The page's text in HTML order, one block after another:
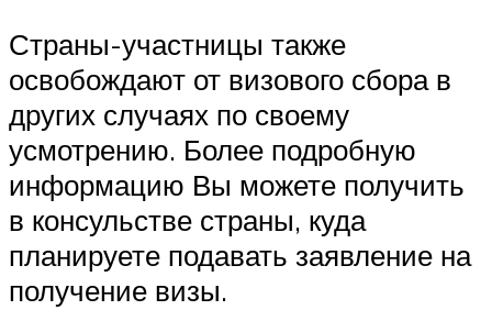
Страны-участницы также
освобождают от визового сбора в
других случаях по своему
усмотрению. Более подробную
информацию Вы можете получить
в консульстве страны, куда
планируете подавать заявление на
получение визы.